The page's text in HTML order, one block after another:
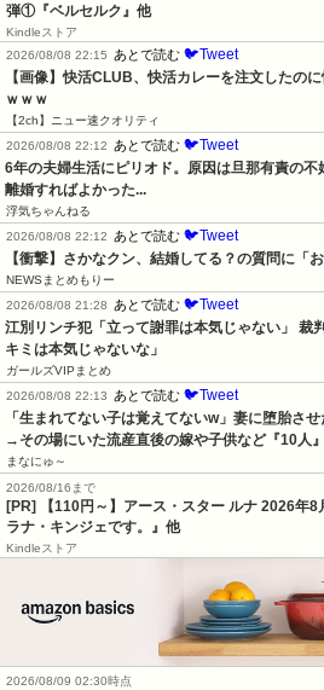
弾①『ベルセルク』他
Kindleストア
2026/08/08 22:15
あとで読む 🐦Tweet
【画像】快活CLUB、快活カレーを注文したの
ｗｗｗ
【2ch】ニュー速クオリティ
2026/08/08 22:12
あとで読む 🐦Tweet
6年の夫婦生活にピリオド。原因は旦那有責の
離婚すればよかった...
浮気ちゃんねる
2026/08/08 22:12
あとで読む 🐦Tweet
【衝撃】さかなクン、結婚してる？の質問に「
NEWSまとめもりー
2026/08/08 21:28
あとで読む 🐦Tweet
江別リンチ犯「立って謝罪は本気じゃない」 裁
キミは本気じゃないな」
ガールズVIPまとめ
2026/08/08 22:13
あとで読む 🐦Tweet
「生まれてない子は覚えてないw」妻に堕胎さ
→その場にいた流産直後の嫁や子供など『10人
まなにゅ～
2026/08/16まで
[PR] 【110円～】アース・スター ルナ 2026年8
ラナ・キンジェです。』他
Kindleストア
2026/08/09 02:30時点